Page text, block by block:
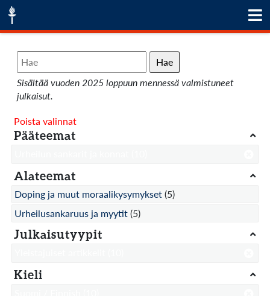
Hae
Sisältää vuoden 2025 loppuun mennessä valmistuneet
julkaisut.
Poista valinnat
Pääteemat
Alateemat
Doping ja muut moraalikysymykset (5)
Urheilusankaruus ja myytit (5)
Julkaisutyypit
Kieli